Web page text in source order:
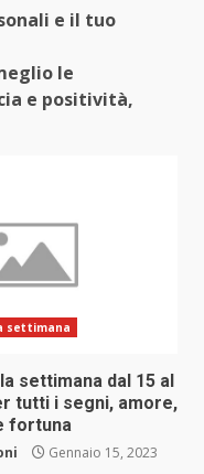
e il tuo
le
e positività,
settimana
settimana dal 15 al
tutti i segni, amore,
fortuna
Gennaio 15, 2023